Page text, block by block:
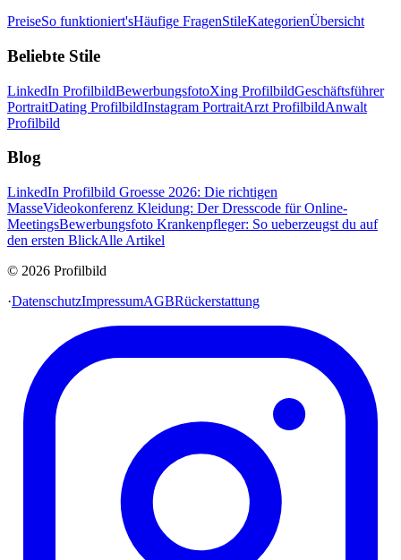
PreiseSo funktioniert'sHäufige FragenStileKategorienÜbersicht
Beliebte Stile
LinkedIn ProfilbildBewerbungsfotoXing ProfilbildGeschäftsführer
PortraitDating ProfilbildInstagram PortraitArzt ProfilbildAnwalt
Profilbild
Blog
LinkedIn Profilbild Groesse 2026: Die richtigen
MasseVideokonferenz Kleidung: Der Dresscode für Online-
MeetingsBewerbungsfoto Krankenpfleger: So ueberzeugst du auf
den ersten BlickAlle Artikel
© 2026 Profilbild
·DatenschutzImpressumAGBRückerstattung